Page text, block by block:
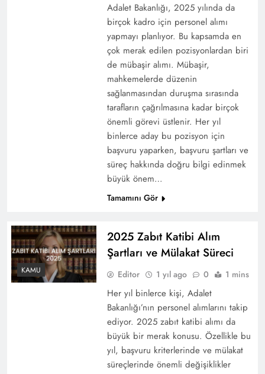
Adalet Bakanlığı, 2025 yılında da
birçok kadro için personel alımı
yapmayı planlıyor. Bu kapsamda en
çok merak edilen pozisyonlardan biri
de mübaşir alımı. Mübaşir,
mahkemelerde düzenin
sağlanmasından duruşma sırasında
tarafların çağrılmasına kadar birçok
önemli görevi üstlenir. Her yıl
binlerce aday bu pozisyon için
başvuru yaparken, başvuru şartları ve
süreç hakkında doğru bilgi edinmek
büyük önem…
Tamamını Gör
KAMU
2025 Zabıt Katibi Alım
Şartları ve Mülakat Süreci
Editor 1 yıl ago 0 1 mins
Her yıl binlerce kişi, Adalet
Bakanlığı’nın personel alımlarını takip
ediyor. 2025 zabıt katibi alımı da
büyük bir merak konusu. Özellikle bu
yıl, başvuru kriterlerinde ve mülakat
süreçlerinde önemli değişiklikler